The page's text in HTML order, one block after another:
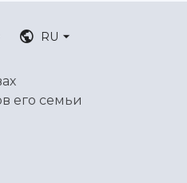
RU
его семьи